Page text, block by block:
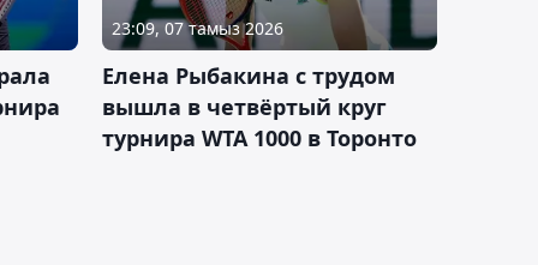
23:09, 07 тамыз 2026
Елена Рыбакина с трудом
вышла в четвёртый круг
турнира WTA 1000 в Торонто